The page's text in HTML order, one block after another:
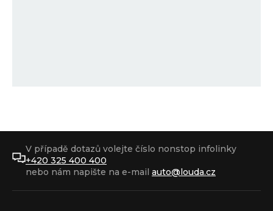
V případě dotazů volejte číslo nonstop infolinky
+420 325 400 400
nebo nám napište na e-mail auto@louda.cz